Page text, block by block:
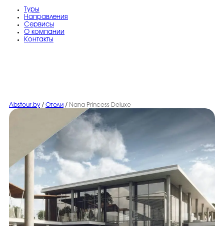
Туры
Направления
Сервисы
O компании
Контакты
Abstour.by / Отели / Nana Princess Deluxe